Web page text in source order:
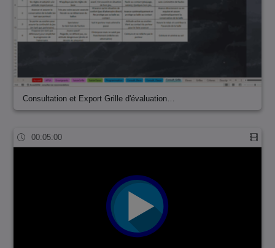
Consultation et Export Grille d'évaluation…
00:05:00